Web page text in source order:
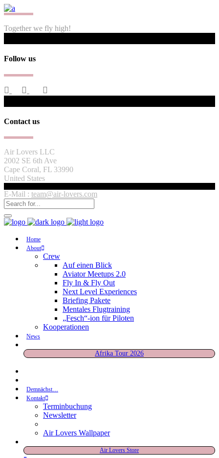
Together we fly high!
Follow us
Contact us
Air Lovers LLC
2002 SE 6th Ave
Cape Coral, FL 33990
United States
E-Mail : team@air-lovers.com
Home
About
Crew
Auf einen Blick
Aviator Meetups 2.0
Fly In & Fly Out
Next Level Experiences
Briefing Pakete
Mentales Flugtraining
„Fesch“-ion für Piloten
Kooperationen
News
Afrika Tour 2026
Demnächst…
Kontakt
Terminbuchung
Newsletter
Air Lovers Wallpaper
Air Lovers Store